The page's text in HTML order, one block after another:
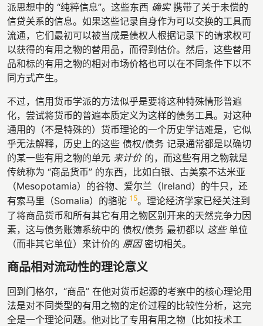
派思想中的 “纯粹信息”。这些东西 确实携带了关于未偿的
信贷关系的信息。如果这些记录自身作为可以交换的工具而
流通，它们最初可以被当成是债权人根据记录下的请求权可
以获得的有用之物的替用品，而得到估价。然后，这些替用
品和标的有用之物的相对市场价格也可以在不同条件下以不
同方式产生。
不过，信用货币学派的方法似乎是要将这种特殊情形普遍
化，尝试将货币的普遍本质定义为这样的债务工具。对这种
通用的（不是特殊的）货币理论的一个历史学诘难是，它似
乎无法解释，历史上的这些 债权/债务 记录通常都是以确切
的某一些有用之物的单元 来计价的，而这些有用之物就是
传统称为 “商品货币” 的东西，比如白银、古美索不达米亚
（Mesopotamia）的谷物、爱尔兰（Ireland）的牛只，还
有索马里（Somalia）的骆驼 15。理论经济学家已经关注到
了将商品货币和所有其它有用之物区别开来的天然竞争力因
素，这与债务账簿系统中的 债权/债务 最初都以 这些单位
（而非其它单位）来计价的 原因密切相关。
商品相对流动性的理论意义
回到门格尔，“商品” 在他对货币起源的考察中的核心理论用
法是对不同类型的有用之物的定价过程的比较性分析，这完
全是一个理论问题。他对比了专用有用之物（比如技术工